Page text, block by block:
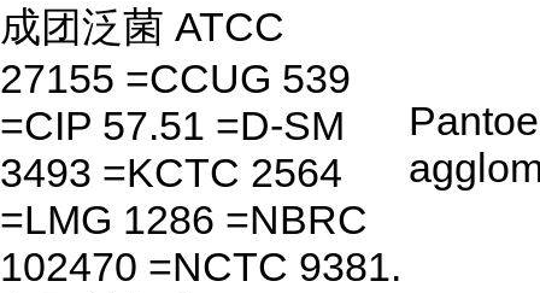
成团泛菌 ATCC
27155 =CCUG 539
=CIP 57.51 =D-SM
3493 =KCTC 2564
=LMG 1286 =NBRC
102470 =NCTC 9381.